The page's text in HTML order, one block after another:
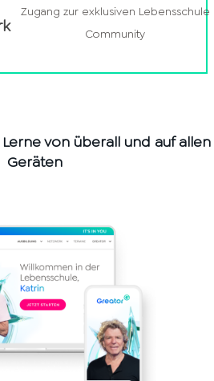
Zugang zur exklusiven Lebensschule
Community
von überall und auf allen
Geräten